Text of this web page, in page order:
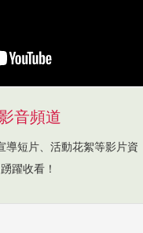
音頻道
導短片、活動花絮等影片資
躍收看！